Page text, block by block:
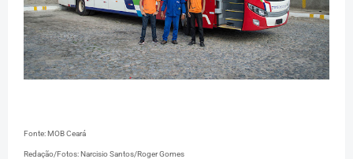
Fonte: MOB Ceará
Redação/Fotos: Narcisio Santos/Roger Gomes